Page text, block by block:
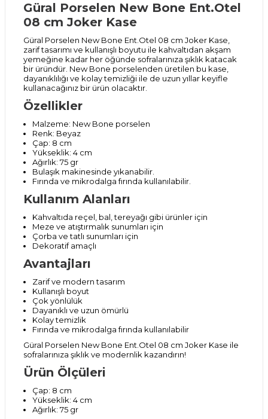
Güral Porselen New Bone Ent.Otel
08 cm Joker Kase
Güral Porselen New Bone Ent.Otel 08 cm Joker Kase,
zarif tasarımı ve kullanışlı boyutu ile kahvaltıdan akşam
yemeğine kadar her öğünde sofralarınıza şıklık katacak
bir üründür. New Bone porselenden üretilen bu kase,
dayanıklılığı ve kolay temizliği ile de uzun yıllar keyifle
kullanacağınız bir ürün olacaktır.
Özellikler
Malzeme: New Bone porselen
Renk: Beyaz
Çap: 8 cm
Yükseklik: 4 cm
Ağırlık: 75 gr
Bulaşık makinesinde yıkanabilir.
Fırında ve mikrodalga fırında kullanılabilir.
Kullanım Alanları
Kahvaltıda reçel, bal, tereyağı gibi ürünler için
Meze ve atıştırmalık sunumları için
Çorba ve tatlı sunumları için
Dekoratif amaçlı
Avantajları
Zarif ve modern tasarım
Kullanışlı boyut
Çok yönlülük
Dayanıklı ve uzun ömürlü
Kolay temizlik
Fırında ve mikrodalga fırında kullanılabilir
Güral Porselen New Bone Ent.Otel 08 cm Joker Kase ile
sofralarınıza şıklık ve modernlik kazandırın!
Ürün Ölçüleri
Çap: 8 cm
Yükseklik: 4 cm
Ağırlık: 75 gr